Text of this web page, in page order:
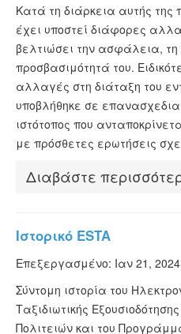
Κατά τη διάρκεια αυτής της
έχει υποστεί διάφορες
βελτιώσει την ασφάλεια, τη
προσβασιμότητά του.
αλλαγές στη διάταξη του
υποβλήθηκε σε
ιστότοπος που
με πρόσθετες ερωτήσεις
Διαβάστε
Ιστορικό ESTA
Επεξεργασμένο: Ιαν 21,
Σύντομη ιστορία του
Ταξιδιωτικής
Πολιτειών και του